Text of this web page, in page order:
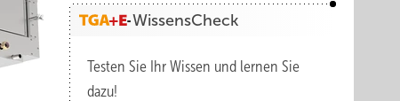
WissensCheck
Testen Sie Ihr Wissen und lernen Sie
dazu!